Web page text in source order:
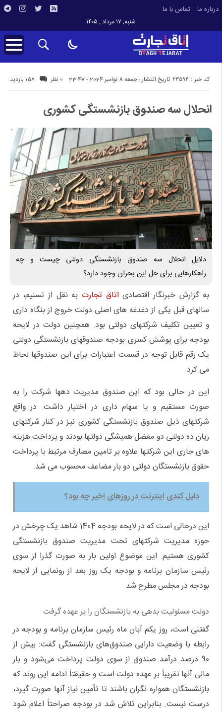
درباره ما تماس با ما
شنبه, ۱۷ مرداد , ۱۴۰۵
تاریخ انتشار : جمعه 8 نوامبر 2024 - 23:47 158 بازدید کد خبر : 23594 0 نظر
انحلال سه صندوق بازنشستگی کشوری
دلایل انحلال سه صندوق بازنشستگی دولتی چیست و چه
راهکارهایی برای حل این بحران وجود دارد؟
به گزارش خبرنگار اقتصادی اتاق تجارت به نقل از تسنیم، در
سالهای قبل یکی از دغدغه های اصلی دولت خروج از بنگاه داری
و تعیین تکلیف شرکتهای دولتی بود. همچنین دولت در لایحه
بودجه برای پوشش کسری بودجه صندوقهای بازنشستگی دولتی
یک رقم قابل توجه در قسمت اعتبارات برای این صندوقها لحاظ
می کرد.
این در حالی بود که این صندوق مدیریت دهها شرکت را به
صورت مستقیم و یا سهام داری در اختیار داشت. در واقع
شرکتهای ذیل صندوق بازنشستگی کشوری نیز در کنار شرکتهای
زیان ده دولتی دو معضل همیشگی دولتها بودند و پرداخت هزینه
های جاری این شرکتها علاوه بر تامین مصارف مرتبط با پرداخت
حقوق بازنشستگان دولتی دو بار مضاعف محسوب می شد.
دلیل کندی اینترنت در روزهای اخیر چه بود؟
این درحالی است که در لایحه بودجه 1404 شاهد یک چرخش در
حوزه مدیریت شرکتهای تحت مدیریت صندوق بازنشستگی
کشوری هستیم. این موضوع اولین بار به صورت گذرا از سوی
رئیس سازمان برنامه و بودجه یک روز بعد از رونمایی از لایحه
بودجه در مجلس مطرح شد.
دولت مسئولیت بدهی به بازنشستگان را بر عهده گرفت
گفتنی است، روز یکم آبان ماه رئیس سازمان برنامه و بودجه در
رابطه با وضعیت دارایی صندوق‌های بازنشستگی گفت: بیش از
90 درصد درآمد صندوق از سوی دولت پرداخت می‌شود و بار
مالی آنها تقریباً بر عهده دولت است و حقیقتاً ادامه این روند که
بازنشستگان همواره نگران باشند تا تأمین نیاز آنها صورت گیرد،
درست نیست. بنابراین تلاش شد در بودجه صراحتاً اعلام شود